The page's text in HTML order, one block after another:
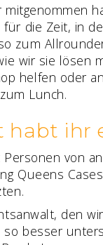
die Zeit, in
zum
wir sie lösen
helfen oder
Lunch.
habt
von
Queens
den
besser